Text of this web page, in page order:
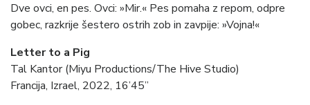
Dve ovci, en pes. Ovci: »Mir.« Pes pomaha z repom, odpre
gobec, razkrije šestero ostrih zob in zavpije: »Vojna!«
Letter to a Pig
Tal Kantor (Miyu Productions/The Hive Studio)
Francija, Izrael, 2022, 16’45”